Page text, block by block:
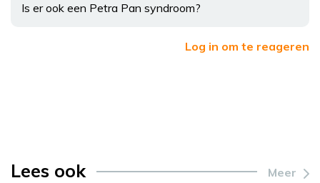
Is er ook een Petra Pan syndroom?
Log in om te reageren
Lees ook Meer